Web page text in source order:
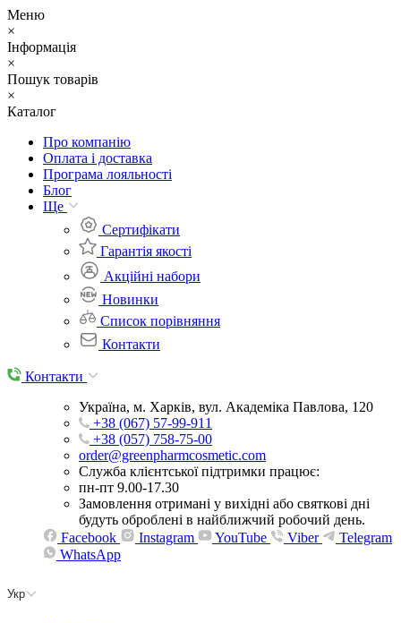
Меню
×
Інформація
×
Пошук товарів
×
Каталог
Про компанію
Оплата і доставка
Програма лояльності
Блог
Ще
Cертифікати
Гарантія якості
Акційні набори
Новинки
Список порівняння
Контакти
Контакти
Україна, м. Харків, вул. Академіка Павлова, 120
+38 (067) 57-99-911
+38 (057) 758-75-00
order@greenpharmcosmetic.com
Служба клієнтської підтримки працює:
пн-пт 9.00-17.30
Замовлення отримані у вихідні або святкові дні
будуть оброблені в найближчий робочий день.
Facebook
Instagram YouTube Viber
Telegram
WhatsApp
Укр